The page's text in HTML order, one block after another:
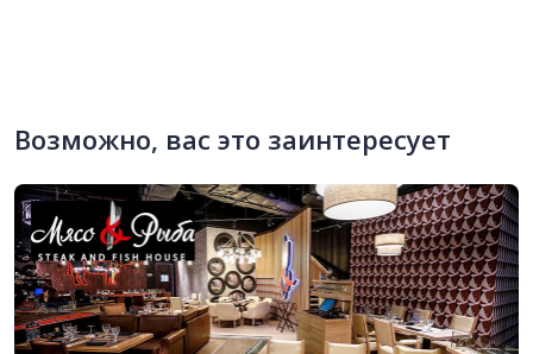
Возможно, вас это заинтересует